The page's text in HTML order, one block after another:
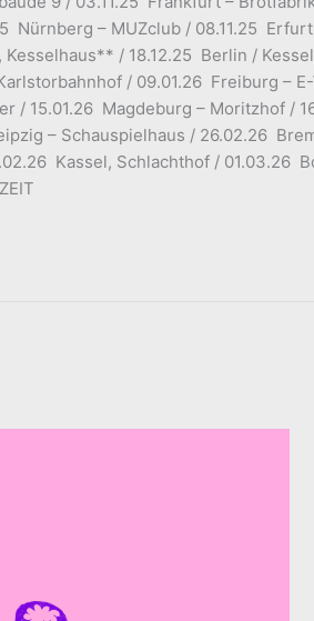
Nürnberg – MUZclub / 08.11.25
/ 18.12.25 Berlin /
/ 09.01.26 Freiburg –
/ 15.01.26 Magdeburg – Moritzhof /
– Schauspielhaus / 26.02.26
Kassel, Schlachthof / 01.03.26